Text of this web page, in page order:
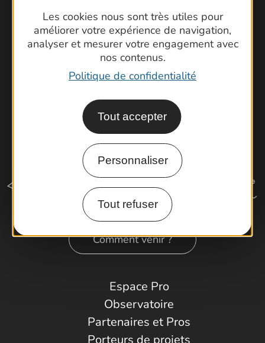
Les cookies nous sont très utiles pour
améliorer votre expérience de navigation,
analyser et mesurer votre engagement avec
nos contenus.
Politique de confidentialité
Tout accepter
Personnaliser
Tout refuser
Brochures
Cartoguides et Topoguides
Latitude Gard
Comment venir ?
Espace Pro
Observatoire
Partenaires et Pros